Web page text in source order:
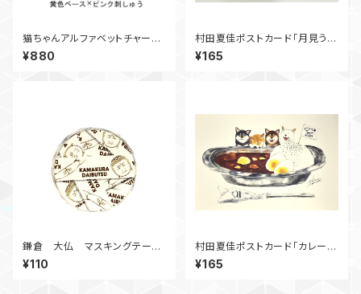
猫ちゃんアルファベットチャー
ム S①
¥880
村田夏佳ポストカード「月見うど
ん」
¥165
鎌倉 大仏 マスキングテー
プ B
¥110
村田夏佳ポストカード「カレーラ
イス」
¥165